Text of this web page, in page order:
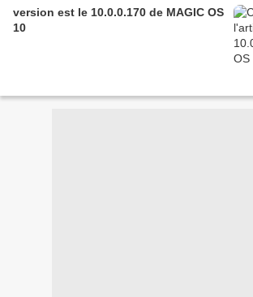
version est le 10.0.0.170 de MAGIC OS
10